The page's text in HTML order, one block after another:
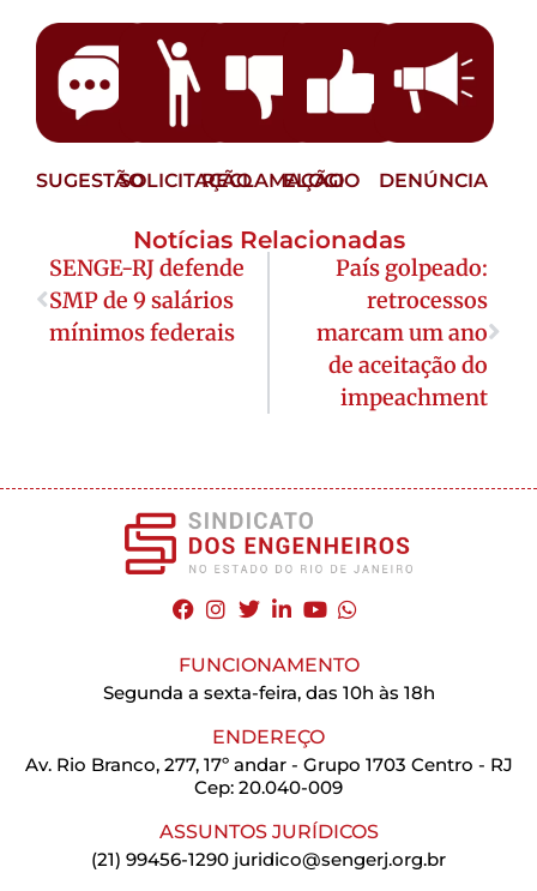
SUGESTÃOSOLICITAÇÃORECLAMAÇÃO
ELOGIO DENÚNCIA
Notícias Relacionadas
SENGE-RJ defende
SMP de 9 salários
mínimos federais
País golpeado:
retrocessos
marcam um ano
de aceitação do
impeachment
FUNCIONAMENTO
Segunda a sexta-feira, das 10h às 18h
ENDEREÇO
Av. Rio Branco, 277, 17º andar - Grupo 1703 Centro - RJ
Cep: 20.040-009
ASSUNTOS JURÍDICOS
(21) 99456-1290 juridico@sengerj.org.br